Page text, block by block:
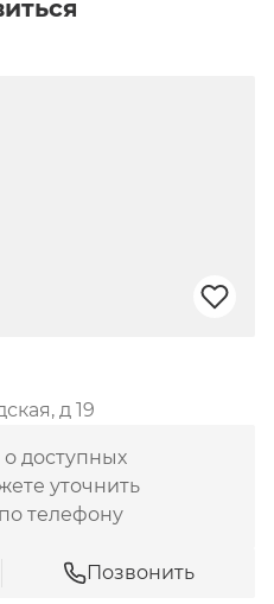
(фитнес, детская,
охрана и
д 19
доступных
уточнить
телефону
Позвонить